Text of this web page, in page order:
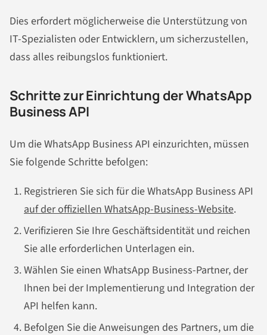
Dies erfordert möglicherweise die Unterstützung von
IT-Spezialisten oder Entwicklern, um sicherzustellen,
dass alles reibungslos funktioniert.
Schritte zur Einrichtung der WhatsApp
Business API
Um die WhatsApp Business API einzurichten, müssen
Sie folgende Schritte befolgen:
Registrieren Sie sich für die WhatsApp Business API
auf der offiziellen WhatsApp-Business-Website.
Verifizieren Sie Ihre Geschäftsidentität und reichen
Sie alle erforderlichen Unterlagen ein.
Wählen Sie einen WhatsApp Business-Partner, der
Ihnen bei der Implementierung und Integration der
API helfen kann.
Befolgen Sie die Anweisungen des Partners, um die